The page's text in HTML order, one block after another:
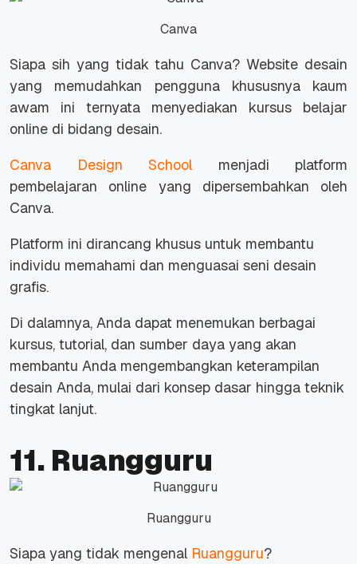
Canva
Siapa sih yang tidak tahu Canva?Website desain
yang memudahkan pengguna khususnya kaum
awam ini ternyata menyediakan kursus belajar
online di bidang desain.
Canva Design School menjadi platform
pembelajaran online yang dipersembahkan oleh
Canva.
Platform ini dirancang khusus untuk membantu
individu memahami dan menguasai seni desain
grafis.
Di dalamnya, Anda dapat menemukan berbagai
kursus, tutorial, dan sumber daya yang akan
membantu Anda mengembangkan keterampilan
desain Anda, mulai dari konsep dasar hingga teknik
tingkat lanjut.
11. Ruangguru
Ruangguru
Siapa yang tidak mengenal Ruangguru?